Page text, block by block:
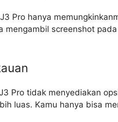
Pro hanya
mengambil screenshot
Pro tidak menyediakan
luas. Kamu hanya bisa